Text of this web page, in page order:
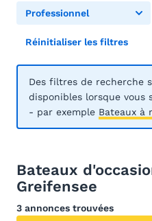
Professionnel
Réinitialiser les filtres
Des filtres de recherche
disponibles lorsque vous
- par exemple Bateaux à
Bateaux
Greifensee
3 annonces trouvées